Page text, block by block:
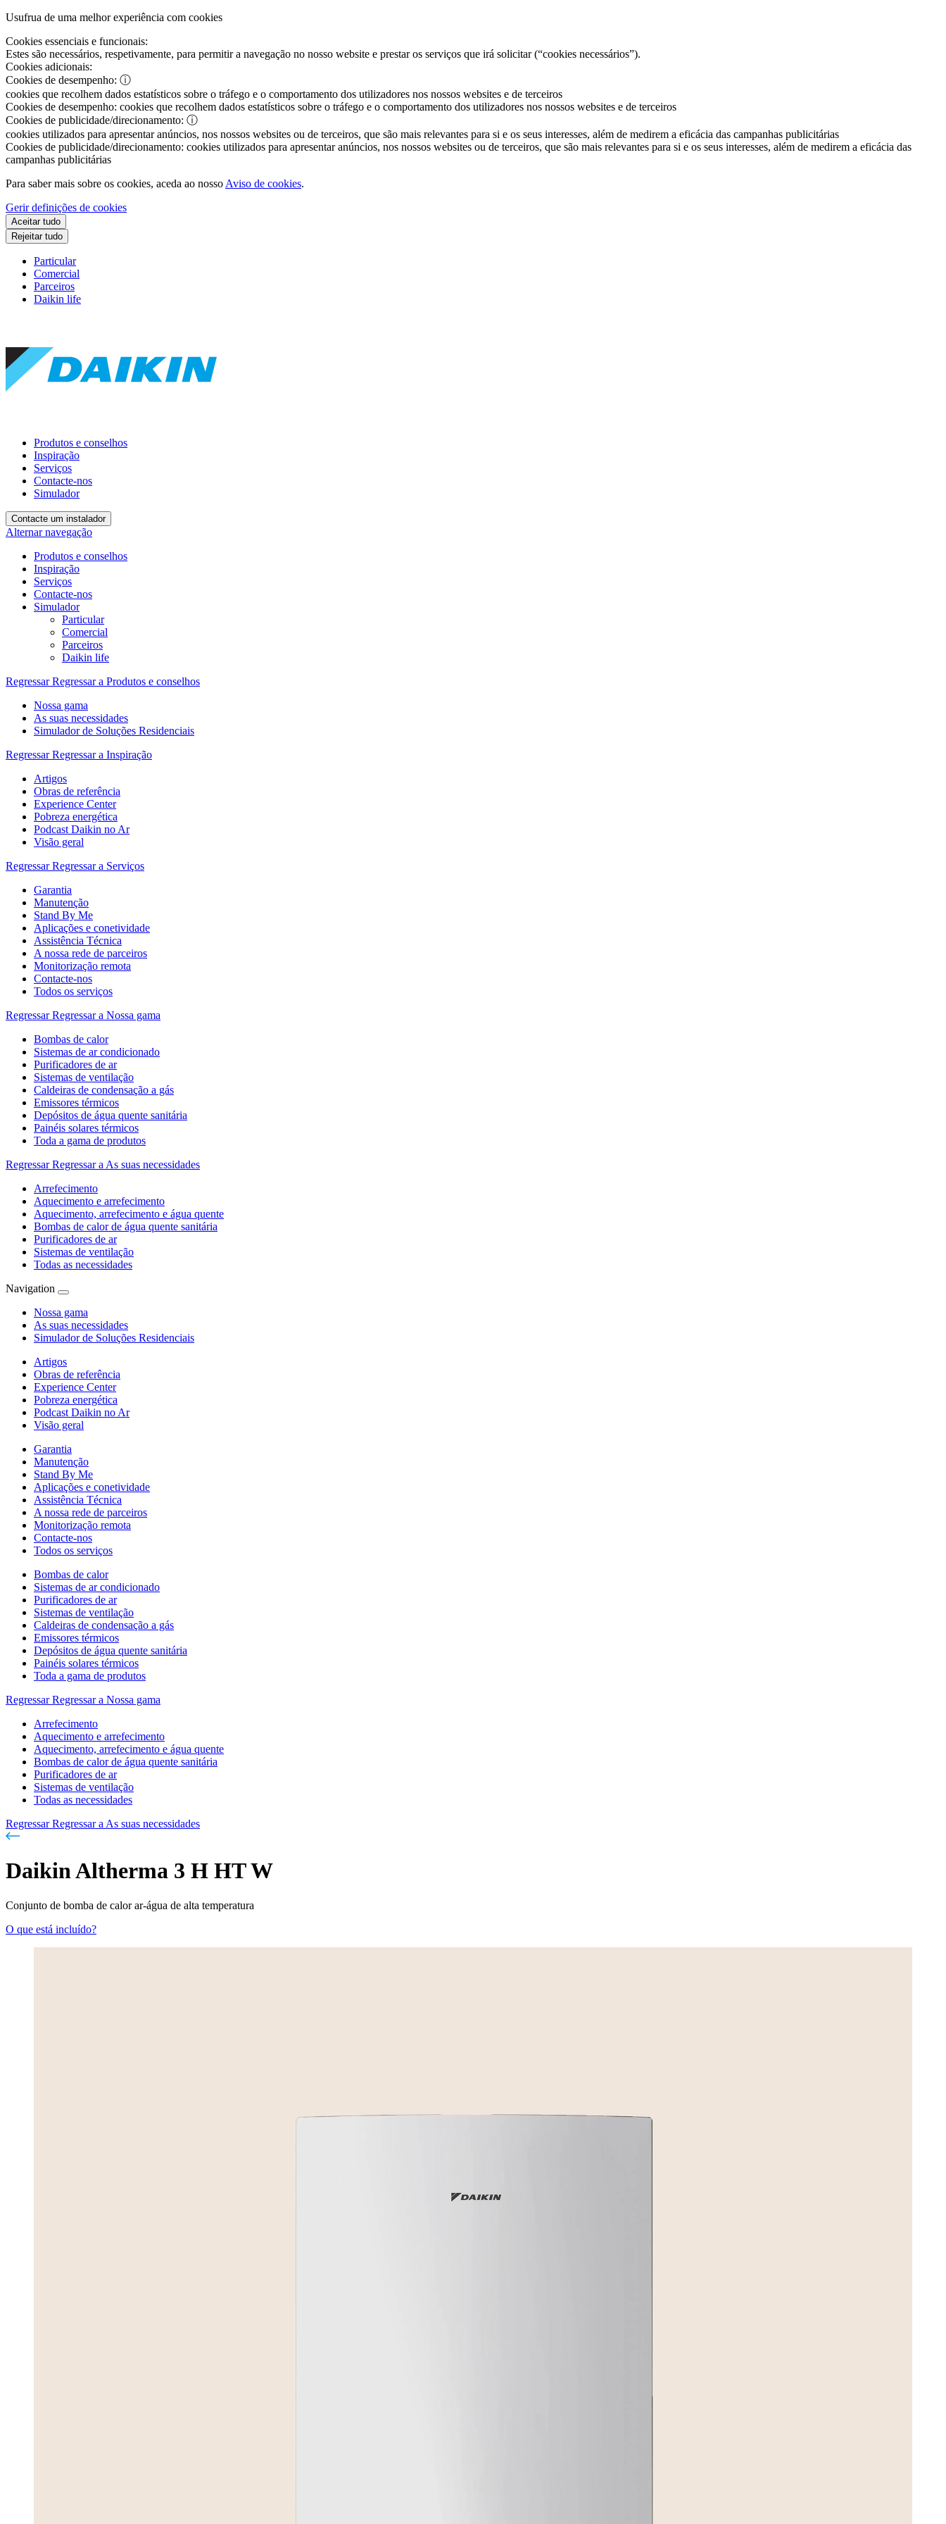
Usufrua de uma melhor experiência com cookies
Cookies essenciais e funcionais:
Estes são necessários, respetivamente, para permitir a navegação no nosso website e prestar os serviços que irá solicitar (“cookies necessários”).
Cookies adicionais:
Cookies de desempenho: ⓘ
cookies que recolhem dados estatísticos sobre o tráfego e o comportamento dos utilizadores nos nossos websites e de terceiros
Cookies de desempenho: cookies que recolhem dados estatísticos sobre o tráfego e o comportamento dos utilizadores nos nossos websites e de terceiros
Cookies de publicidade/direcionamento: ⓘ
cookies utilizados para apresentar anúncios, nos nossos websites ou de terceiros, que são mais relevantes para si e os seus interesses, além de medirem a eficácia das campanhas publicitárias
Cookies de publicidade/direcionamento: cookies utilizados para apresentar anúncios, nos nossos websites ou de terceiros, que são mais relevantes para si e os seus interesses, além de medirem a eficácia das
campanhas publicitárias
Para saber mais sobre os cookies, aceda ao nosso Aviso de cookies.
Gerir definições de cookies
Aceitar tudo
Rejeitar tudo
Particular
Comercial
Parceiros
Daikin life
Produtos e conselhos
Inspiração
Serviços
Contacte-nos
Simulador
Contacte um instalador
Alternar navegação
Produtos e conselhos
Inspiração
Serviços
Contacte-nos
Simulador
Particular
Comercial
Parceiros
Daikin life
Regressar Regressar a Produtos e conselhos
Nossa gama
As suas necessidades
Simulador de Soluções Residenciais
Regressar Regressar a Inspiração
Artigos
Obras de referência
Experience Center
Pobreza energética
Podcast Daikin no Ar
Visão geral
Regressar Regressar a Serviços
Garantia
Manutenção
Stand By Me
Aplicações e conetividade
Assistência Técnica
A nossa rede de parceiros
Monitorização remota
Contacte-nos
Todos os serviços
Regressar Regressar a Nossa gama
Bombas de calor
Sistemas de ar condicionado
Purificadores de ar
Sistemas de ventilação
Caldeiras de condensação a gás
Emissores térmicos
Depósitos de água quente sanitária
Painéis solares térmicos
Toda a gama de produtos
Regressar Regressar a As suas necessidades
Arrefecimento
Aquecimento e arrefecimento
Aquecimento, arrefecimento e água quente
Bombas de calor de água quente sanitária
Purificadores de ar
Sistemas de ventilação
Todas as necessidades
Navigation
Nossa gama
As suas necessidades
Simulador de Soluções Residenciais
Artigos
Obras de referência
Experience Center
Pobreza energética
Podcast Daikin no Ar
Visão geral
Garantia
Manutenção
Stand By Me
Aplicações e conetividade
Assistência Técnica
A nossa rede de parceiros
Monitorização remota
Contacte-nos
Todos os serviços
Bombas de calor
Sistemas de ar condicionado
Purificadores de ar
Sistemas de ventilação
Caldeiras de condensação a gás
Emissores térmicos
Depósitos de água quente sanitária
Painéis solares térmicos
Toda a gama de produtos
Regressar Regressar a Nossa gama
Arrefecimento
Aquecimento e arrefecimento
Aquecimento, arrefecimento e água quente
Bombas de calor de água quente sanitária
Purificadores de ar
Sistemas de ventilação
Todas as necessidades
Regressar Regressar a As suas necessidades
Daikin Altherma 3 H HT W
Conjunto de bomba de calor ar-água de alta temperatura
O que está incluído?